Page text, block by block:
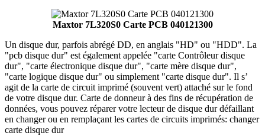
Maxtor 7L320S0 Carte PCB 040121300
Un disque dur, parfois abrégé DD, en anglais "HD" ou "HDD". La
"pcb disque dur" est également appelée "carte Contrôleur disque
dur", "carte électronique disque dur", "carte mère disque dur",
"carte logique disque dur" ou simplement "carte disque dur". Il s’
agit de la carte de circuit imprimé (souvent vert) attaché sur le fond
de votre disque dur. Carte de donneur à des fins de récupération de
données, vous pouvez réparer votre lecteur de disque dur défaillant
en changer ou en remplaçant les cartes de circuits imprimés: changer
carte disque dur